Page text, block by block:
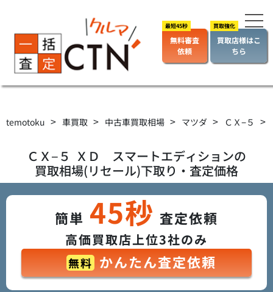
無料審査
依頼
買取店様はこ
ちら
temotoku > 車買取 > 中古車買取相場 > マツダ > ＣＸ−５ >
ＣＸ−５ ＸＤ スマートエディションの
買取相場(リセール)下取り・査定価格
簡単 45秒 査定依頼
高価買取店上位3社のみ
無料 かんたん査定依頼